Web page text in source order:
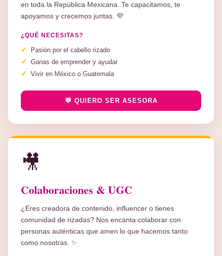
en toda la República Mexicana. Te capacitamos, te
apoyamos y crecemos juntas. 💜
¿QUÉ NECESITAS?
Pasión por el cabello rizado
Ganas de emprender y ayudar
Vivir en México o Guatemala
💬 QUIERO SER ASESORA
🎥
Colaboraciones & UGC
¿Eres creadora de contenido, influencer o tienes
comunidad de rizadas? Nos encanta colaborar con
personas auténticas que amen lo que hacemos tanto
como nosotras. ✨